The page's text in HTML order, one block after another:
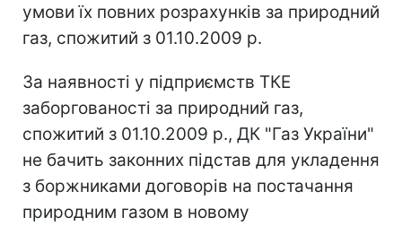
умови їх повних розрахунків за природний
газ, спожитий з 01.10.2009 р.
За наявності у підприємств ТКЕ
заборгованості за природний газ,
спожитий з 01.10.2009 р., ДК "Газ України"
не бачить законних підстав для укладення
з боржниками договорів на постачання
природним газом в новому